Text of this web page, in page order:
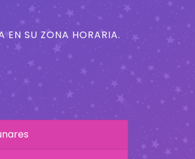
EN SU ZONA HORARIA.